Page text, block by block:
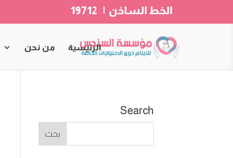
الخط الساخن | 19712
الرئيسية من نحن
Search